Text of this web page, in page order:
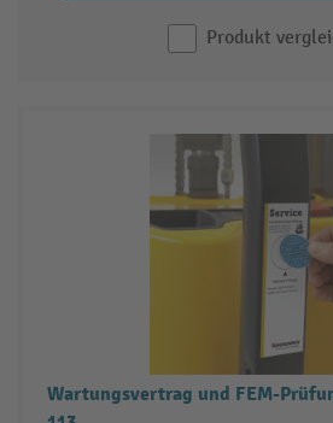
Produkt
Wartungsvertrag und FEM-